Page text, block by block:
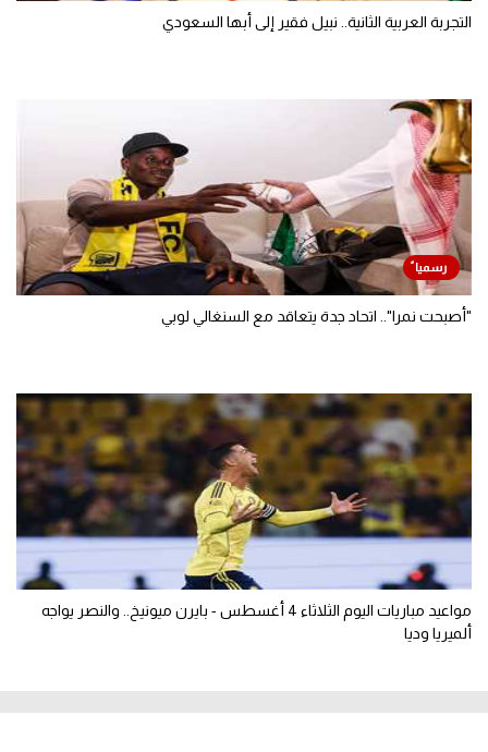
التجربة العربية الثانية.. نبيل فقير إلى أبها السعودي
"أصبحت نمرا".. اتحاد جدة يتعاقد مع السنغالي لوبي
مواعيد مباريات اليوم الثلاثاء 4 أغسطس - بايرن ميونيخ.. والنصر يواجه
ألميريا وديا